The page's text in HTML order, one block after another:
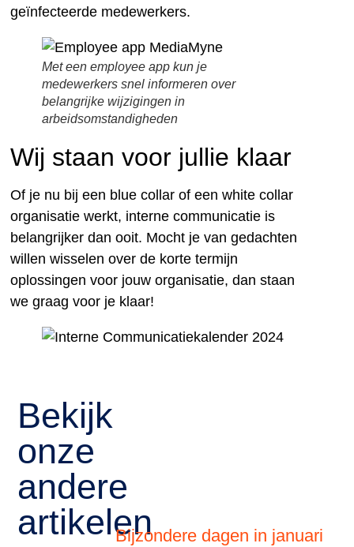
geïnfecteerde medewerkers.
Met een employee app kun je
medewerkers snel informeren over
belangrijke wijzigingen in
arbeidsomstandigheden
Wij staan voor jullie klaar
Of je nu bij een blue collar of een white collar
organisatie werkt, interne communicatie is
belangrijker dan ooit. Mocht je van gedachten
willen wisselen over de korte termijn
oplossingen voor jouw organisatie, dan staan
we graag voor je klaar!
Bekijk
onze
andere
artikelenBijzondere dagen in januari